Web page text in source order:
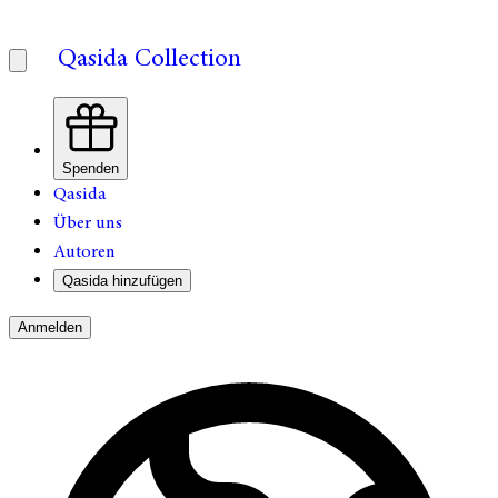
Qasida Collection
Spenden
Qasida
Über uns
Autoren
Qasida hinzufügen
Anmelden